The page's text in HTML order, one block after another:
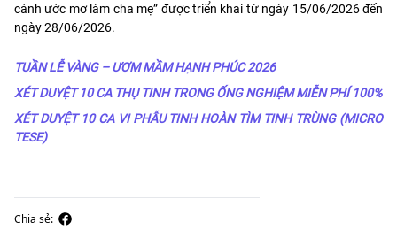
cánh ước mơ làm cha mẹ” được triển khai từ ngày 15/06/2026 đến
ngày 28/06/2026.
TUẦN LỄ VÀNG – ƯƠM MẦM HẠNH PHÚC 2026
XÉT DUYỆT 10 CA THỤ TINH TRONG ỐNG NGHIỆM MIỄN PHÍ 100%
XÉT DUYỆT 10 CA VI PHẪU TINH HOÀN TÌM TINH TRÙNG (MICRO
TESE)
Chia sẻ: